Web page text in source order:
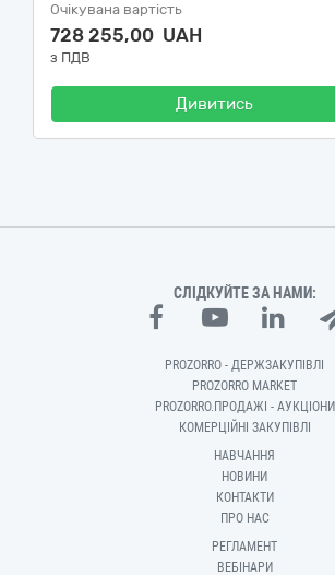
Очікувана вартість
728 255,00 UAH
з ПДВ
Дивитись
СЛІДКУЙТЕ ЗА НАМИ:
PROZORRO - ДЕРЖЗАКУПІВЛІ
PROZORRO MARKET
PROZORRO.ПРОДАЖІ - АУКЦІОНИ
КОМЕРЦІЙНІ ЗАКУПІВЛІ
НАВЧАННЯ
НОВИНИ
КОНТАКТИ
ПРО НАС
РЕГЛАМЕНТ
ВЕБІНАРИ